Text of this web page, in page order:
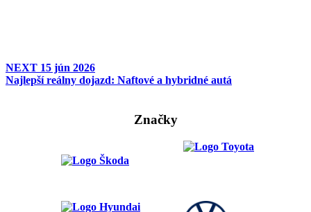
NEXT 15 jún 2026
Najlepší reálny dojazd: Naftové a hybridné autá
Značky